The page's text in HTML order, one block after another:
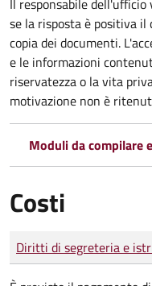
se la risposta è positiva
copia dei documenti.
e le informazioni
riservatezza o la vita
motivazione non è
Moduli da compilare
Costi
Tipo di pagamento
Importo
Diritti di segreteria e